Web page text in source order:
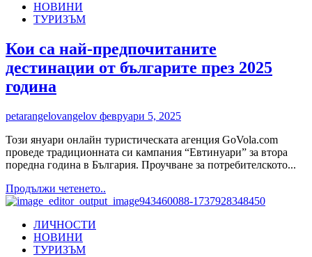
В
ПАМПОРОВО
НОВИНИ
ТУРИЗЪМ
Кои са най-предпочитаните
дестинации от българите през 2025
година
petarangelovangelov февруари 5, 2025
Този януари онлайн туристическата агенция GoVola.com
проведе традиционната си кампания “Евтинуари” за втора
поредна година в България. Проучване за потребителското...
Продължи четенето..
more
ЛИЧНОСТИ
НОВИНИ
ТУРИЗЪМ